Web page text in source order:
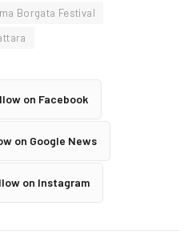
Borgata Festival
on Facebook
on Google News
on Instagram